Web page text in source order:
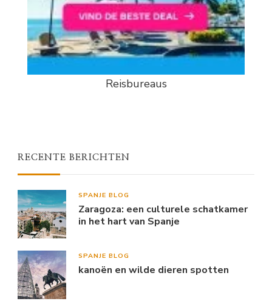
Reisbureaus
RECENTE BERICHTEN
SPANJE BLOG
Zaragoza: een culturele schatkamer
in het hart van Spanje
SPANJE BLOG
kanoën en wilde dieren spotten